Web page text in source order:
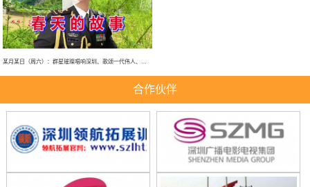
合作伙伴